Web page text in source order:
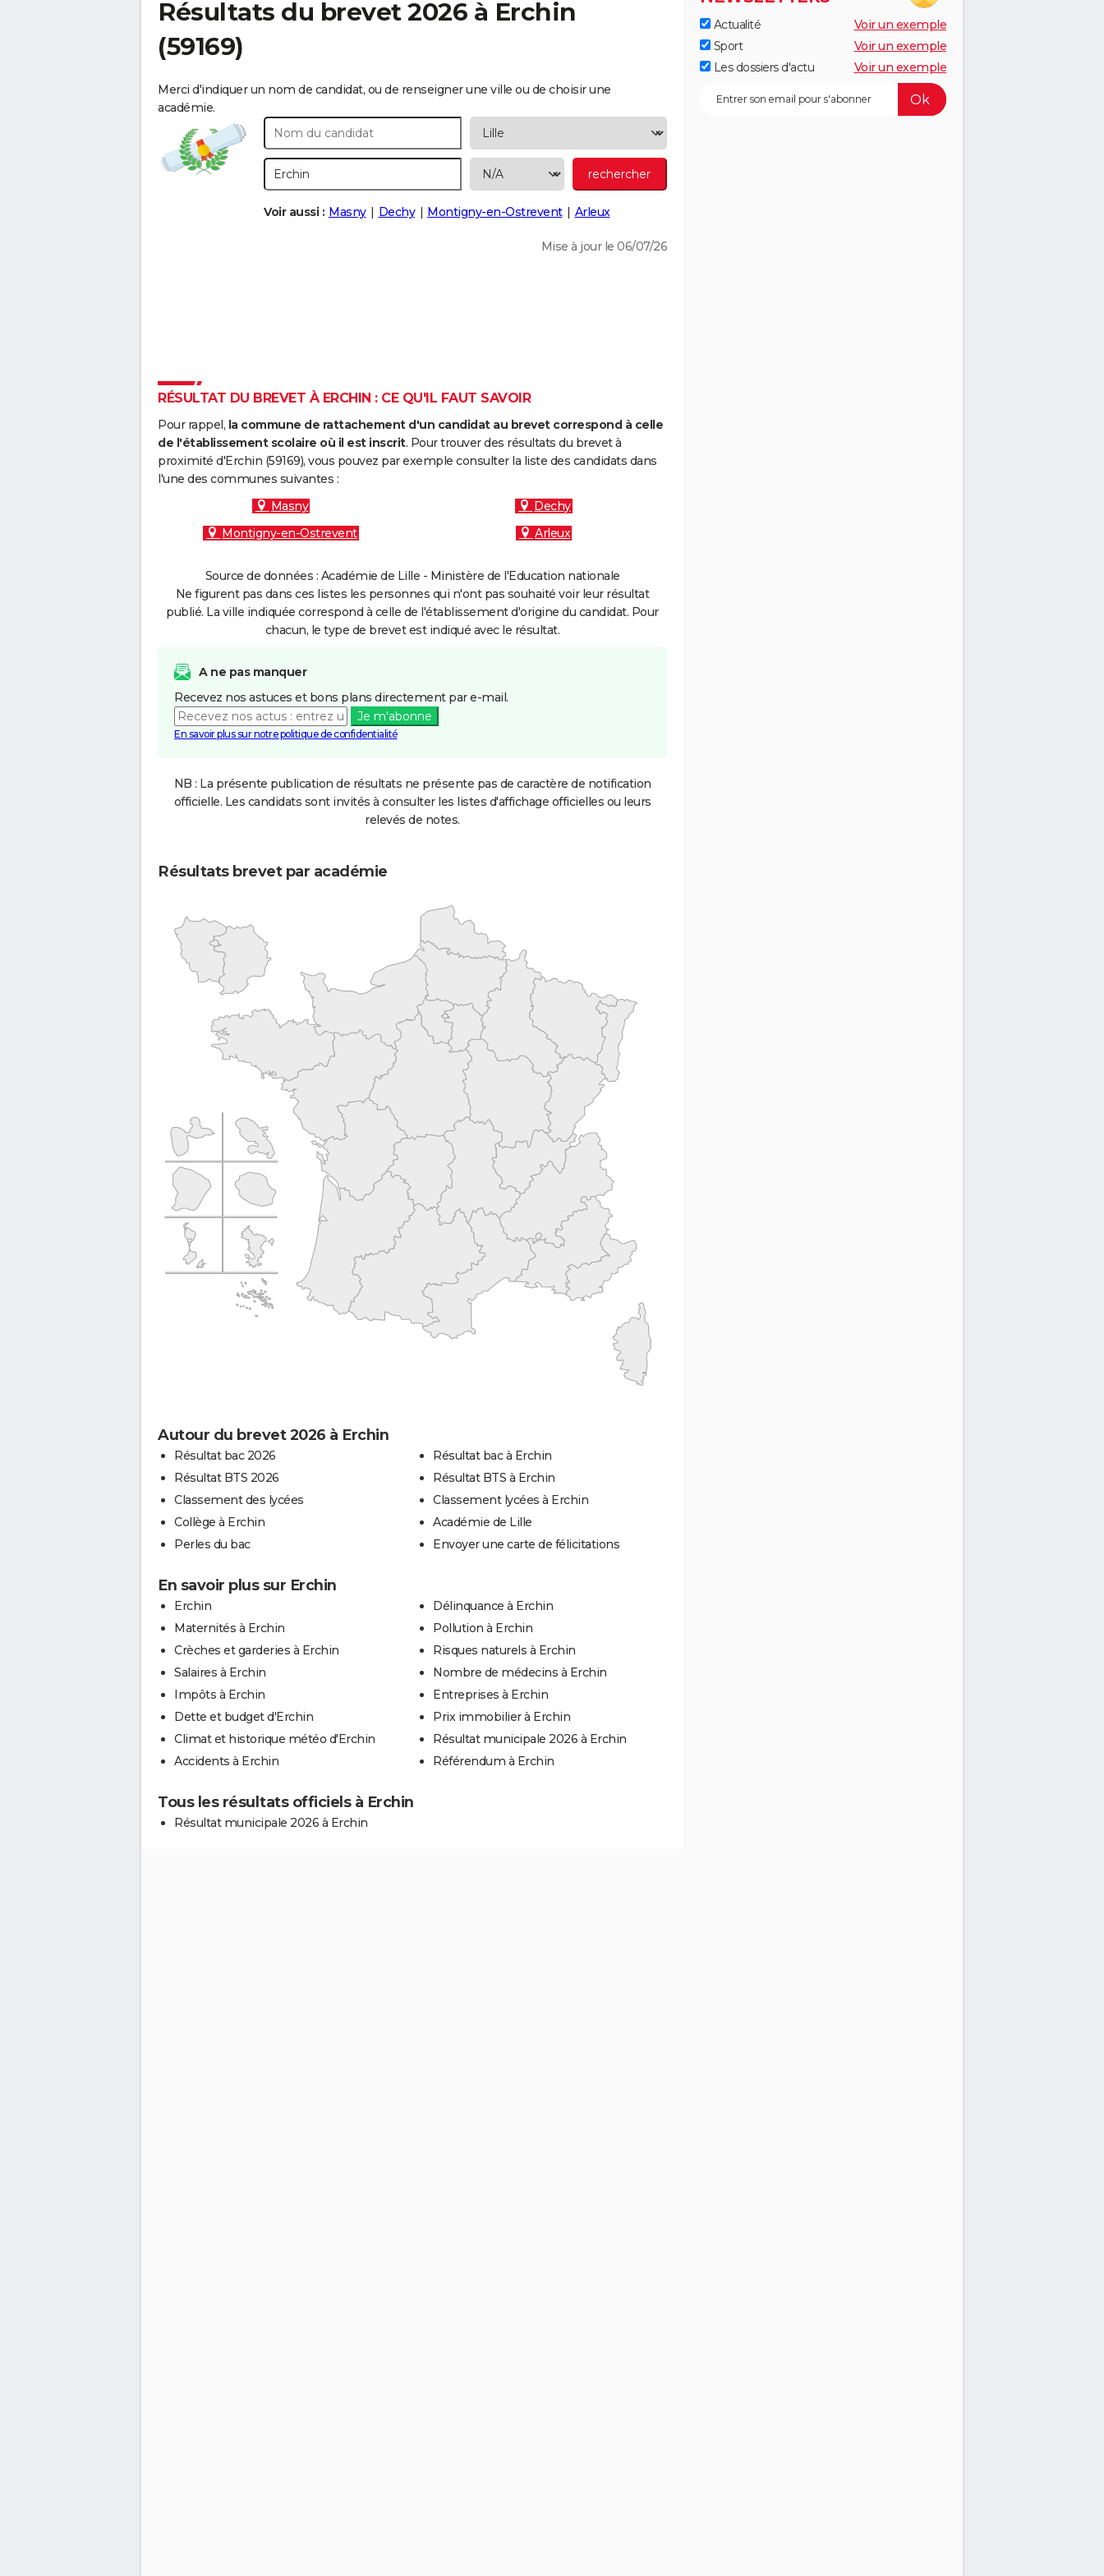
Résultats du brevet 2026 à Erchin
(59169)
Merci d'indiquer un nom de candidat, ou de renseigner une ville ou de choisir une
académie.
Voir aussi : Masny Dechy Montigny-en-Ostrevent Arleux
Mise à jour le 06/07/26
RÉSULTAT DU BREVET À ERCHIN : CE QU'IL FAUT SAVOIR
Pour rappel, la commune de rattachement d'un candidat au brevet correspond à celle
de l'établissement scolaire où il est inscrit. Pour trouver des résultats du brevet à
proximité d'Erchin (59169), vous pouvez par exemple consulter la liste des candidats dans
l'une des communes suivantes :
Masny
Dechy
Montigny-en-Ostrevent
Arleux
Source de données : Académie de Lille - Ministère de l'Education nationale
Ne figurent pas dans ces listes les personnes qui n'ont pas souhaité voir leur résultat
publié. La ville indiquée correspond à celle de l'établissement d'origine du candidat. Pour
chacun, le type de brevet est indiqué avec le résultat.
A ne pas manquer
Recevez nos astuces et bons plans directement par e-mail.
Je m'abonne
En savoir plus sur notre politique de confidentialité
NB : La présente publication de résultats ne présente pas de caractère de notification
officielle. Les candidats sont invités à consulter les listes d'affichage officielles ou leurs
relevés de notes.
Résultats brevet par académie
Autour du brevet 2026 à Erchin
Résultat bac 2026
Résultat BTS 2026
Classement des lycées
Collège à Erchin
Perles du bac
Résultat bac à Erchin
Résultat BTS à Erchin
Classement lycées à Erchin
Académie de Lille
Envoyer une carte de félicitations
En savoir plus sur Erchin
Erchin
Maternités à Erchin
Crèches et garderies à Erchin
Salaires à Erchin
Impôts à Erchin
Dette et budget d'Erchin
Climat et historique météo d'Erchin
Accidents à Erchin
Délinquance à Erchin
Pollution à Erchin
Risques naturels à Erchin
Nombre de médecins à Erchin
Entreprises à Erchin
Prix immobilier à Erchin
Résultat municipale 2026 à Erchin
Référendum à Erchin
Tous les résultats officiels à Erchin
Résultat municipale 2026 à Erchin
Actualité
Voir un exemple
Sport
Voir un exemple
Les dossiers d'actu
Voir un exemple